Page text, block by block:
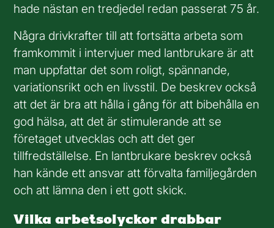
hade nästan en tredjedel redan passerat 75 år.
Några drivkrafter till att fortsätta arbeta som
framkommit i intervjuer med lantbrukare är att
man uppfattar det som roligt, spännande,
variationsrikt och en livsstil. De beskrev också
att det är bra att hålla i gång för att bibehålla en
god hälsa, att det är stimulerande att se
företaget utvecklas och att det ger
tillfredställelse. En lantbrukare beskrev också
han kände ett ansvar att förvalta familjegården
och att lämna den i ett gott skick.
Vilka arbetsolyckor drabbar